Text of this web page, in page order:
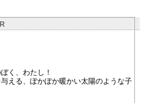
く、わたし！
える、ぽかぽか暖かい太陽のような子